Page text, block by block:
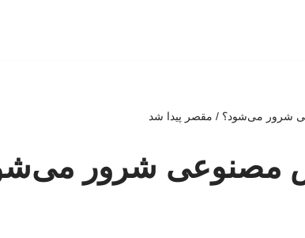
شرور می‌شود؟‌ / مقصر پیدا شد
مصنوعی شرور